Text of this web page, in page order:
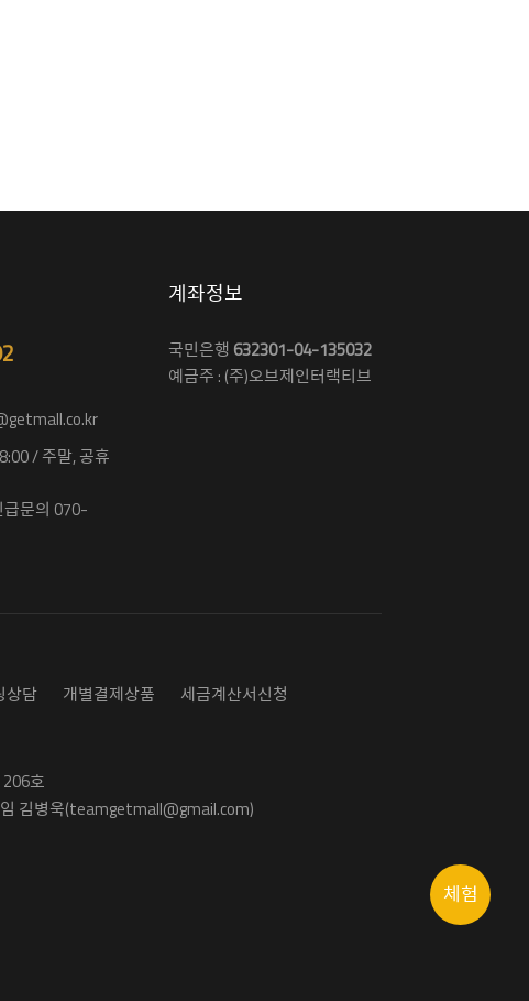
/ 주말, 공휴
문의 070-
계좌정보
국민은행 632301-04-135032
예금주 : (주)오브제인터랙티브
상담 개별결제상품 세금계산서신청
호
김병욱(teamgetmall@gmail.com)
체험